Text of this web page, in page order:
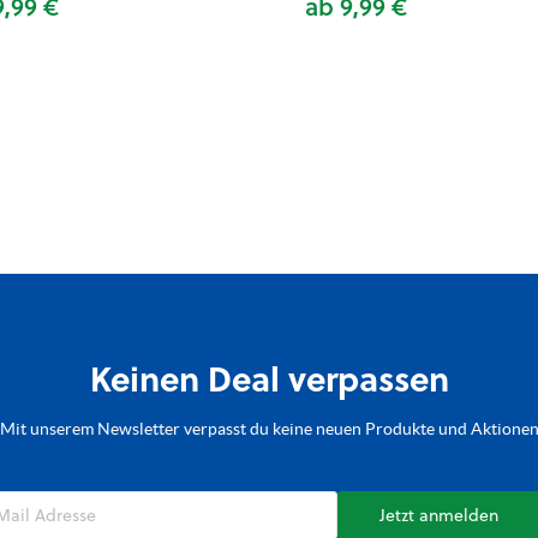
Keinen Deal verpassen
Mit unserem Newsletter verpasst du keine neuen Produkte und Aktionen
Jetzt anmelden